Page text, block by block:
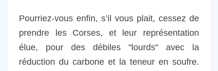
Pourriez-vous enfin, s’il vous plait, cessez de
prendre les Corses, et leur représentation
élue, pour des débiles "lourds" avec la
réduction du carbone et la teneur en soufre.